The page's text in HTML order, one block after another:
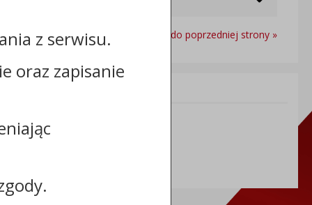
Powrót do poprzedniej strony »
NIP: 888-18-73-464
REGON: 910281049
z serwisu.
oraz zapisanie